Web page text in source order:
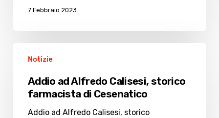
7 Febbraio 2023
Calisesi,
storico
farmacista
Notizie
Addio ad Alfredo Calisesi, storico
farmacista di Cesenatico
Addio ad Alfredo Calisesi, storico